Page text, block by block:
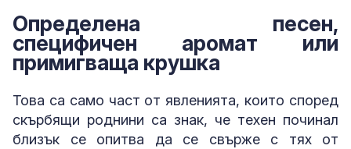
Определена песен,
специфичен аромат или
примигваща крушка
Това са само част от явленията, които според
скърбящи роднини са знак, че техен починал
близък се опитва да се свърже с тях от